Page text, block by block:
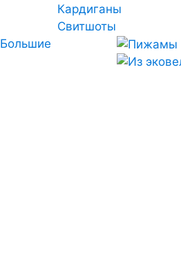
Кардиганы
Свитшоты
Большие